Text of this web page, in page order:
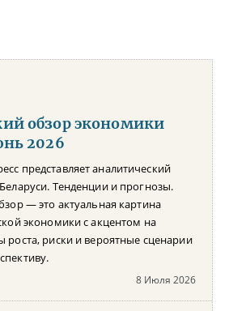
обзор экономики
2026
представляет аналитический
Тенденции и прогнозы.
— это актуальная картина
экономики с акцентом на
роста, риски и вероятные сценарии
8 Июля 2026